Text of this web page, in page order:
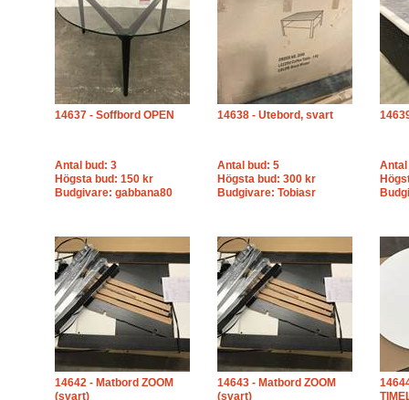
14637 - Soffbord OPEN
Antal bud: 3
Högsta bud: 150 kr
Budgivare: gabbana80
14638 - Utebord, svart
Antal bud: 5
Högsta bud: 300 kr
Budgivare: Tobiasr
Antal
14642 - Matbord ZOOM
(svart)
14643 - Matbord ZOOM
(svart)